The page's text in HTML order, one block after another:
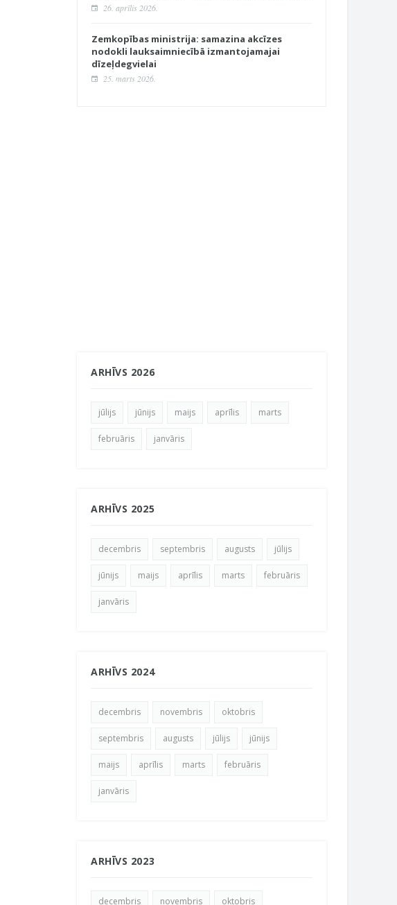
26. aprīlis 2026.
Zemkopības ministrija: samazina akcīzes
nodokli lauksaimniecībā izmantojamajai
dīzeļdegvielai
25. marts 2026.
ARHĪVS 2026
jūlijs jūnijs maijs aprīlis marts
februāris janvāris
ARHĪVS 2025
decembris septembris augusts jūlijs
jūnijs maijs aprīlis marts februāris
janvāris
ARHĪVS 2024
decembris novembris oktobris
septembris augusts jūlijs jūnijs
maijs aprīlis marts februāris
janvāris
ARHĪVS 2023
decembris novembris oktobris